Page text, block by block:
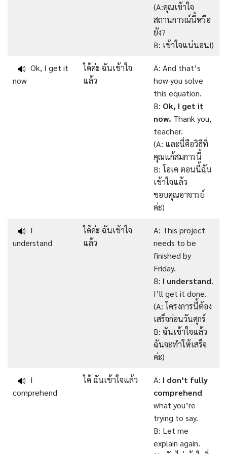
(A:คุณเข้าใจ
สถานการณ์นี้หรือ
ยัง?
B: เข้าใจแน่นอน!)
🔊 Ok, I get it
now
ได้ค่ะ ฉันเข้าใจ
แล้ว
A: And that’s
how you solve
this equation.
B: Ok, I get it
now. Thank you,
teacher.
(A: และนี่คือวิธีที่
คุณแก้สมการนี้
B: โอเค ตอนนี้ฉัน
เข้าใจแล้ว
ขอบคุณอาจารย์
ค่ะ)
🔊 I
understand
ได้ค่ะ ฉันเข้าใจ
แล้ว
A: This project
needs to be
finished by
Friday.
B: I understand.
I’ll get it done.
(A: โครงการนี้ต้อง
เสร็จก่อนวันศุกร์
B: ฉันเข้าใจแล้ว
ฉันจะทำให้เสร็จ
ค่ะ)
🔊 I
comprehend
ได้ ฉันเข้าใจแล้ว A: I don’t fully
comprehend
what you’re
trying to say.
B: Let me
explain again.